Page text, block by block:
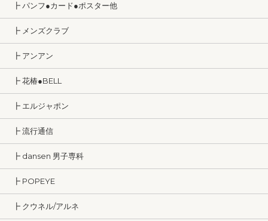
┣ パンフ●カード●ポスター他
┣ メンズクラブ
┣ アンアン
┣ 花椿●BELL
┣ エルジャポン
┣ 流行通信
┣ dansen 男子専科
┣ POPEYE
┣ クウネル/アルネ